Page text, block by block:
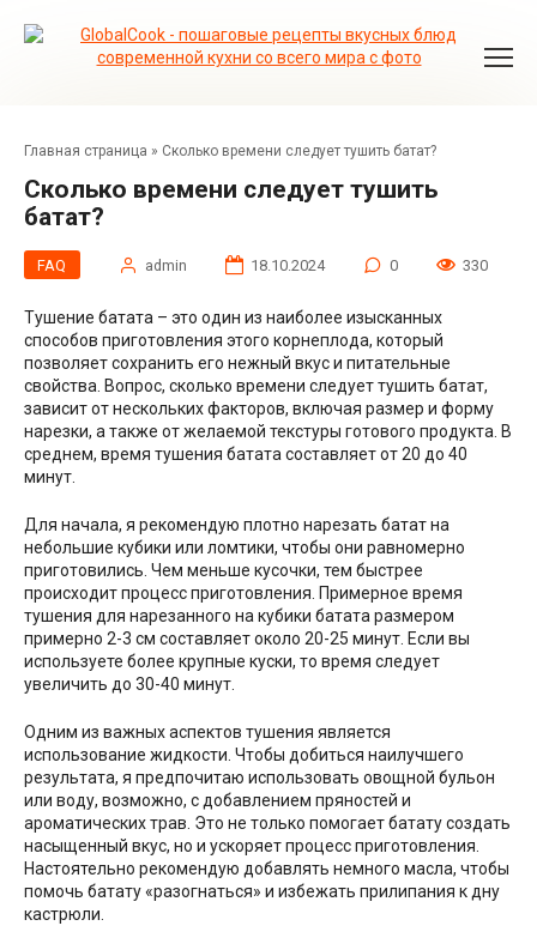
Главная страница » Сколько времени следует тушить батат?
Сколько времени следует тушить
батат?
FAQ admin 18.10.2024 0 330
Тушение батата – это один из наиболее изысканных
способов приготовления этого корнеплода, который
позволяет сохранить его нежный вкус и питательные
свойства. Вопрос, сколько времени следует тушить батат,
зависит от нескольких факторов, включая размер и форму
нарезки, а также от желаемой текстуры готового продукта. В
среднем, время тушения батата составляет от 20 до 40
минут.
Для начала, я рекомендую плотно нарезать батат на
небольшие кубики или ломтики, чтобы они равномерно
приготовились. Чем меньше кусочки, тем быстрее
происходит процесс приготовления. Примерное время
тушения для нарезанного на кубики батата размером
примерно 2-3 см составляет около 20-25 минут. Если вы
используете более крупные куски, то время следует
увеличить до 30-40 минут.
Одним из важных аспектов тушения является
использование жидкости. Чтобы добиться наилучшего
результата, я предпочитаю использовать овощной бульон
или воду, возможно, с добавлением пряностей и
ароматических трав. Это не только помогает батату создать
насыщенный вкус, но и ускоряет процесс приготовления.
Настоятельно рекомендую добавлять немного масла, чтобы
помочь батату «разогнаться» и избежать прилипания к дну
кастрюли.